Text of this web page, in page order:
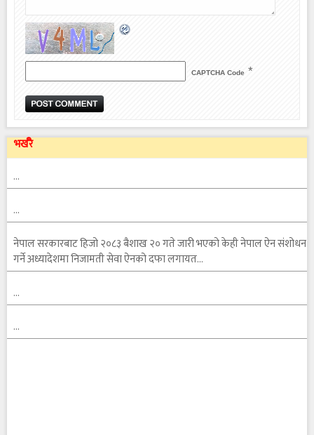
CAPTCHA Code *
भर्खरै
…
…
नेपाल सरकारबाट हिजो २०८३ बैशाख २० गते जारी भएको केही नेपाल ऐन संशोधन
गर्ने अध्यादेशमा निजामती सेवा ऐनको दफा लगायत…
…
…